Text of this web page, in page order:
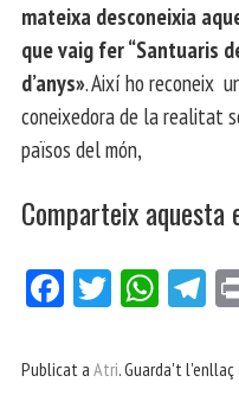
mateixa desconeixia
que vaig fer “Santuaris
d’anys». Així ho reconeix
coneixedora de la realitat
països del món,
Comparteix aquesta
Fa
bo
Tw
er
W
ts
Te
gr
Publicat a Atri. Guarda't l'enllaç